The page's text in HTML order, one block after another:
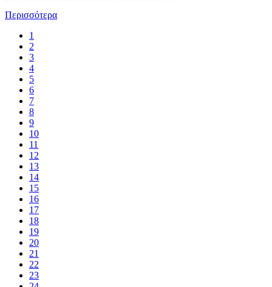
Περισσότερα
1
2
3
4
5
6
7
8
9
10
11
12
13
14
15
16
17
18
19
20
21
22
23